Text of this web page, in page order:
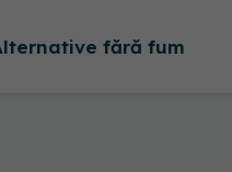
fără fum